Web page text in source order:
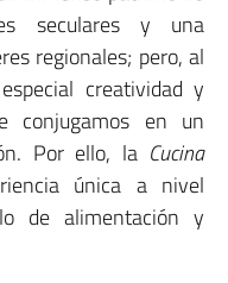
seculares y una
regionales; pero, al
creatividad y
conjugamos en un
Por ello, la Cucina
única a nivel
de alimentación y